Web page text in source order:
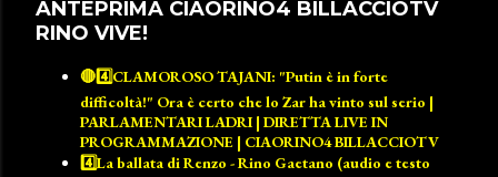
ANTEPRIMA CIAORINO4 BILLACCIOTV
RINO VIVE!
🔴4️⃣CLAMOROSO TAJANI: "Putin è in forte
difficoltà!" Ora è certo che lo Zar ha vinto sul serio |
PARLAMENTARI LADRI | DIRETTA LIVE IN
PROGRAMMAZIONE | CIAORINO4 BILLACCIOTV
4️⃣La ballata di Renzo - Rino Gaetano (audio e testo